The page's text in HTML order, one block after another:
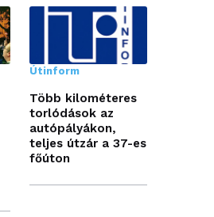
Útinform
Több kilométeres
torlódások az
autópályákon,
teljes útzár a 37-es
főúton